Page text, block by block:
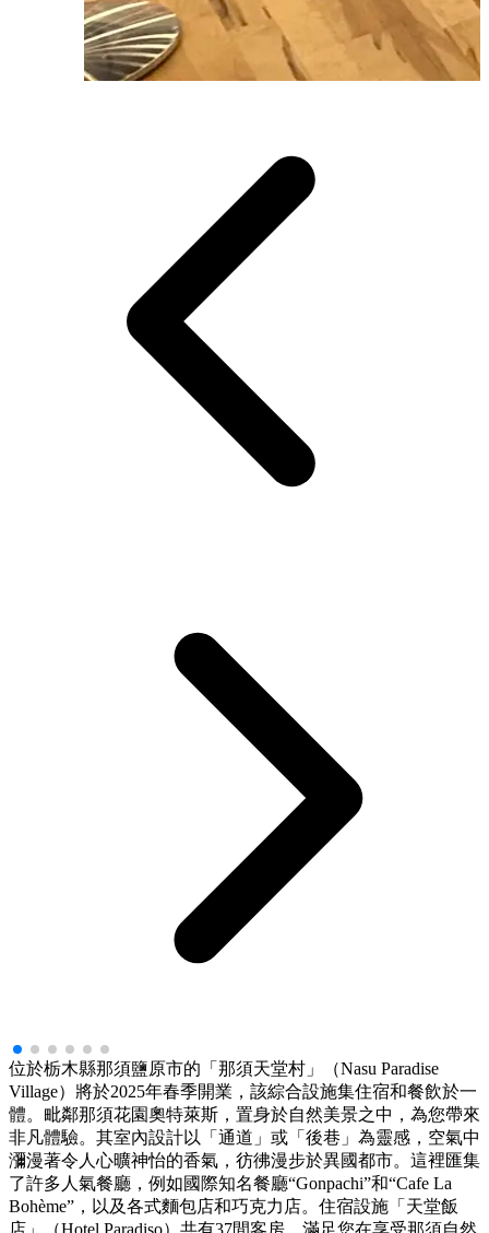
位於栃木縣那須鹽原市的「那須天堂村」（Nasu Paradise
Village）將於2025年春季開業，該綜合設施集住宿和餐飲於一
體。毗鄰那須花園奧特萊斯，置身於自然美景之中，為您帶來
非凡體驗。其室內設計以「通道」或「後巷」為靈感，空氣中
瀰漫著令人心曠神怡的香氣，彷彿漫步於異國都市。這裡匯集
了許多人氣餐廳，例如國際知名餐廳“Gonpachi”和“Cafe La
Bohème”，以及各式麵包店和巧克力店。住宿設施「天堂飯
店」（Hotel Paradiso）共有37間客房，滿足您在享受那須自然